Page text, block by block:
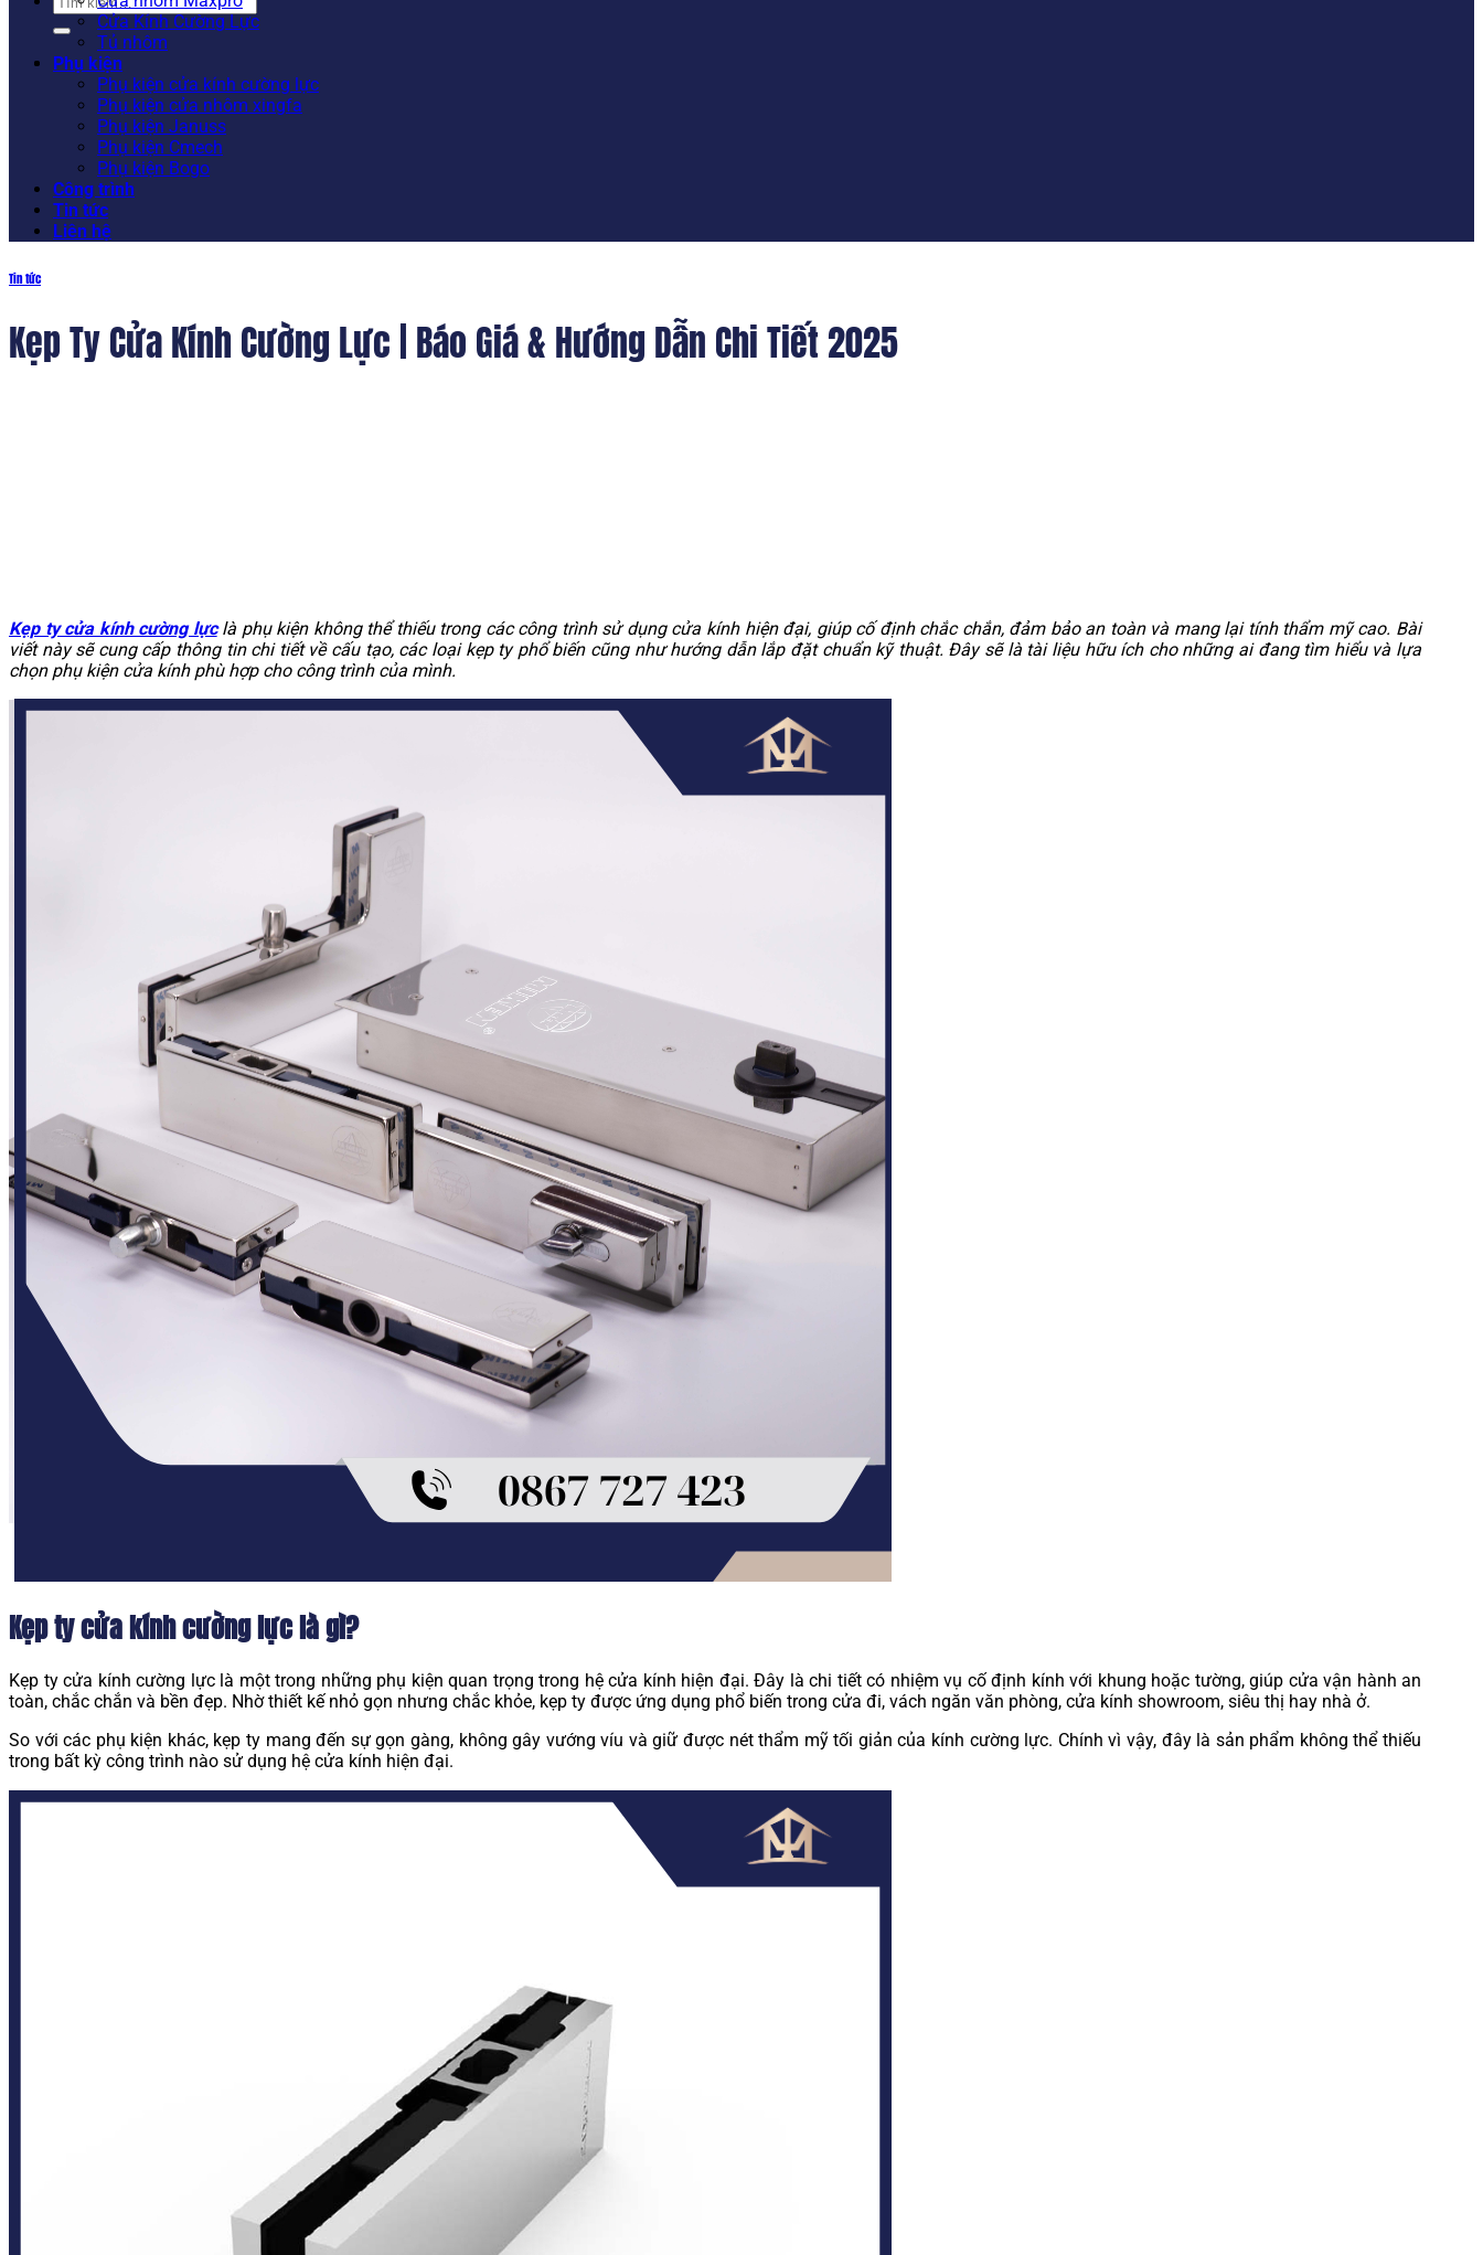
kiếm:Cửa Kính Cường Lực
Tủ nhôm
Phụ kiện
Phụ kiện cửa kính cường lực
Phụ kiện cửa nhôm xingfa
Phụ kiện Januss
Phụ kiện Cmech
Phụ kiện Bogo
Công trình
Tin tức
Liên hệ
Tin tức
Kẹp Ty Cửa Kính Cường Lực | Báo Giá & Hướng Dẫn Chi Tiết 2025
Kẹp ty cửa kính cường lựclà phụ kiện không thể thiếu trong các công trình sử dụng cửa kính hiện đại, giúp cố định chắc chắn, đảm bảo an toàn và mang lại tính thẩm mỹ cao. Bài
viết này sẽ cung cấp thông tin chi tiết về cấu tạo, các loại kẹp ty phổ biến cũng như hướng dẫn lắp đặt chuẩn kỹ thuật. Đây sẽ là tài liệu hữu ích cho những ai đang tìm hiểu và lựa
chọn phụ kiện cửa kính phù hợp cho công trình của mình.
Kẹp ty cửa kính cường lực là gì?
Kẹp ty cửa kính cường lực là một trong những phụ kiện quan trọng trong hệ cửa kính hiện đại. Đây là chi tiết có nhiệm vụ cố định kính với khung hoặc tường, giúp cửa vận hành an
toàn, chắc chắn và bền đẹp. Nhờ thiết kế nhỏ gọn nhưng chắc khỏe, kẹp ty được ứng dụng phổ biến trong cửa đi, vách ngăn văn phòng, cửa kính showroom, siêu thị hay nhà ở.
So với các phụ kiện khác, kẹp ty mang đến sự gọn gàng, không gây vướng víu và giữ được nét thẩm mỹ tối giản của kính cường lực. Chính vì vậy, đây là sản phẩm không thể thiếu
trong bất kỳ công trình nào sử dụng hệ cửa kính hiện đại.